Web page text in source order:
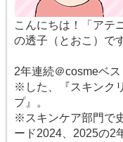
こんにちは！「アテ
の透子（とおこ）で
2年連続＠cosmeベ
※ した、『スキンク
プ』。
※ スキンケア部門で
ード2024 、2025の2